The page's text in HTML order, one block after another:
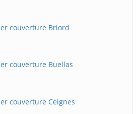
couverture Briord
couverture Buellas
couverture Ceignes